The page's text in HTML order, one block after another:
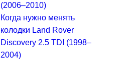
(2006–2010)
Когда нужно менять
колодки Land Rover
Discovery 2.5 TDI (1998–
2004)